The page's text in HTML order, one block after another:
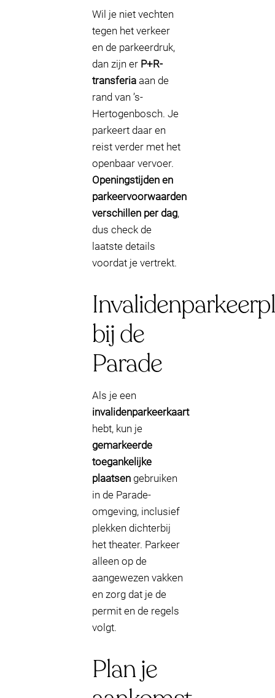
Wil je niet vechten
tegen het verkeer
en de parkeerdruk,
dan zijn er P+R-
transferia aan de
rand van ’s-
Hertogenbosch. Je
parkeert daar en
reist verder met het
openbaar vervoer.
Openingstijden en
parkeervoorwaarden
verschillen per dag,
dus check de
laatste details
voordat je vertrekt.
bij de
Parade
Als je een
invalidenparkeerkaart
hebt, kun je
gemarkeerde
toegankelijke
plaatsen gebruiken
in de Parade-
omgeving, inclusief
plekken dichterbij
het theater. Parkeer
alleen op de
aangewezen vakken
en zorg dat je de
permit en de regels
volgt.
Plan je